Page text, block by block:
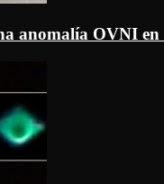
anomalía OVNI